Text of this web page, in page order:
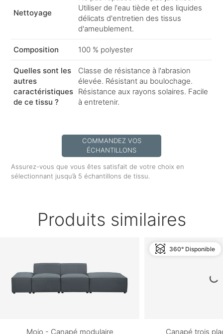
Nettoyage
Utiliser de l'eau tiède et des liquides
délicats d'entretien des tissus
d'ameublement.
Composition 100 % polyester
Quelles sont les
autres
caractéristiques
de ce tissu ?
Classe de résistance à l'abrasion
élevée. Résistant au boulochage.
Résistance aux rayons solaires. Facile
à entretenir.
COMMANDEZ VOS
ÉCHANTILLONS
Assurez-vous que vous êtes satisfait de votre choix en
sélectionnant jusqu’à 5 échantillons de tissu.
Produits similaires
Mojo - Canapé modulaire
360° Disponible
Canapé trois